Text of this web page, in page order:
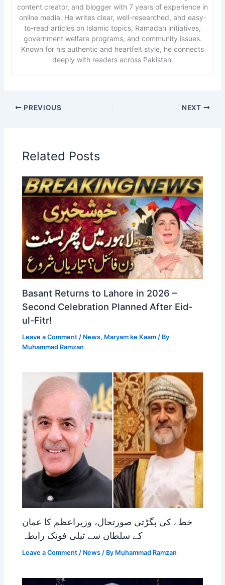
content creator, and blogger with 7 years of experience in
online media. He writes clear, well-researched, and easy-
to-read articles on Islamic topics, Ramadan initiatives,
government welfare programs, and community issues.
Known for his authentic and heartfelt style, he connects
deeply with readers across Pakistan.
PREVIOUS NEXT
Related Posts
Basant Returns to Lahore in 2026 –
Second Celebration Planned After Eid-
ul-Fitr!
Leave a Comment / News, Maryam ke Kaam / By
Muhammad Ramzan
خطے کی بگڑتی صورتحال، وزیراعظم کا عمان
کے سلطان سے ٹیلی فونک رابطہ
Leave a Comment / News / By Muhammad Ramzan